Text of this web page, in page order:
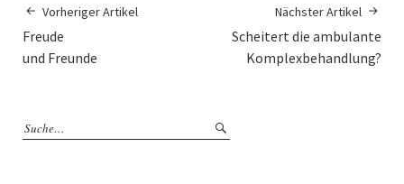
Vorheriger Artikel
Freude
und Freunde
Nächster Artikel
Scheitert die ambulante
Komplexbehandlung?